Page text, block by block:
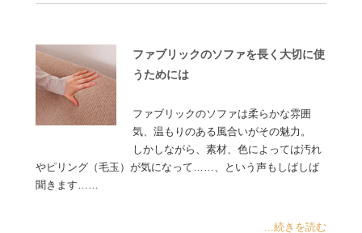
ファブリックのソファを長く大切に使
うためには
ファブリックのソファは柔らかな雰囲
気、温もりのある風合いがその魅力。
しかしながら、素材、色によっては汚れ
やピリング（毛玉）が気になって……、という声もしばしば
聞きます……
...続きを読む